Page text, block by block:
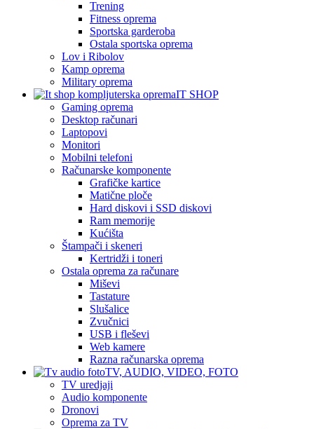
Trening
Fitness oprema
Sportska garderoba
Ostala sportska oprema
Lov i Ribolov
Kamp oprema
Military oprema
IT SHOP
Gaming oprema
Desktop računari
Laptopovi
Monitori
Mobilni telefoni
Računarske komponente
Grafičke kartice
Matične ploče
Hard diskovi i SSD diskovi
Ram memorije
Kućišta
Štampači i skeneri
Kertridži i toneri
Ostala oprema za računare
Miševi
Tastature
Slušalice
Zvučnici
USB i fleševi
Web kamere
Razna računarska oprema
TV, AUDIO, VIDEO, FOTO
TV uredjaji
Audio komponente
Dronovi
Oprema za TV